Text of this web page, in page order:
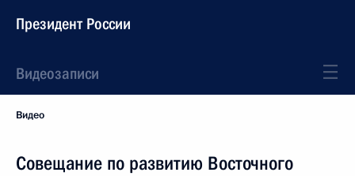
Президент России
Видеозаписи
Видео
Совещание по развитию Восточного